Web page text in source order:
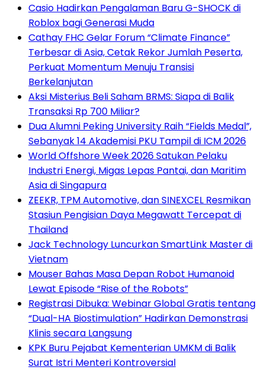
Casio Hadirkan Pengalaman Baru G-SHOCK di
Roblox bagi Generasi Muda
Cathay FHC Gelar Forum “Climate Finance”
Terbesar di Asia, Cetak Rekor Jumlah Peserta,
Perkuat Momentum Menuju Transisi
Berkelanjutan
Aksi Misterius Beli Saham BRMS: Siapa di Balik
Transaksi Rp 700 Miliar?
Dua Alumni Peking University Raih “Fields Medal”,
Sebanyak 14 Akademisi PKU Tampil di ICM 2026
World Offshore Week 2026 Satukan Pelaku
Industri Energi, Migas Lepas Pantai, dan Maritim
Asia di Singapura
ZEEKR, TPM Automotive, dan SINEXCEL Resmikan
Stasiun Pengisian Daya Megawatt Tercepat di
Thailand
Jack Technology Luncurkan SmartLink Master di
Vietnam
Mouser Bahas Masa Depan Robot Humanoid
Lewat Episode “Rise of the Robots”
Registrasi Dibuka: Webinar Global Gratis tentang
“Dual-HA Biostimulation” Hadirkan Demonstrasi
Klinis secara Langsung
KPK Buru Pejabat Kementerian UMKM di Balik
Surat Istri Menteri Kontroversial